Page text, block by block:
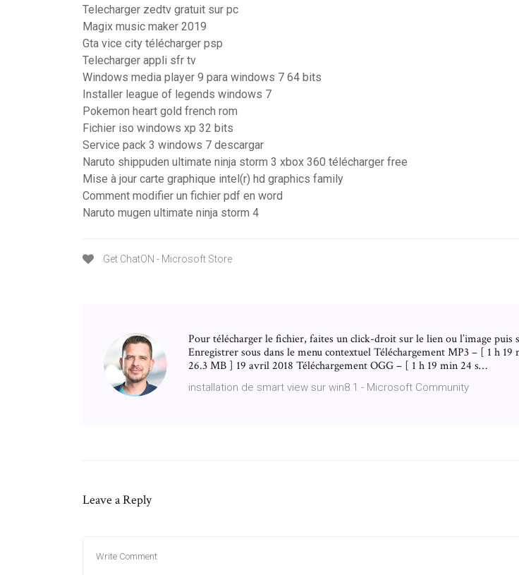
Telecharger zedtv gratuit sur pc
Magix music maker 2019
Gta vice city télécharger psp
Telecharger appli sfr tv
Windows media player 9 para windows 7 64 bits
Installer league of legends windows 7
Pokemon heart gold french rom
Fichier iso windows xp 32 bits
Service pack 3 windows 7 descargar
Naruto shippuden ultimate ninja storm 3 xbox 360 télécharger free
Mise à jour carte graphique intel(r) hd graphics family
Comment modifier un fichier pdf en word
Naruto mugen ultimate ninja storm 4
Get ChatON - Microsoft Store
Pour télécharger le fichier, faites un click-droit sur le lien ou l’image puis
Enregistrer sous dans le menu contextuel Téléchargement MP3 – [ 1 h 19
26.3 MB ] 19 avril 2018 Téléchargement OGG – [ 1 h 19 min 24 s…
installation de smart view sur win8.1 - Microsoft Community
Leave a Reply